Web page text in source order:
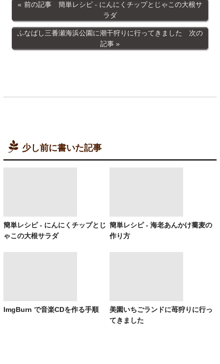
前の記事 簡単レシピ - にんにくチップとじゃこの大根サ
ラダ
ふなばし三番瀬海浜公園に潮干狩りに行ってきました 次の
記事
少し前に書いた記事
簡単レシピ - にんにくチップとじ
ゃこの大根サラダ
簡単レシピ - 海老あんかけ蕎麦の
作り方
ImgBurn で音楽CDを作る手順
美園いちごランドに苺狩りに行っ
てきました